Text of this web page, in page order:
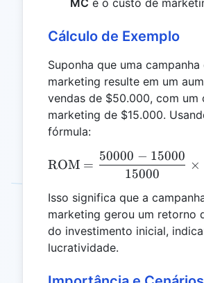
Cálculo de Exemplo
Suponha que uma campanha
marketing resulte em um
vendas de $50.000, com um
marketing de $15.000.
fórmula:
ROM =
15000
50000 − 15000
×
Isso significa que a
marketing gerou um retorno
do investimento inicial,
lucratividade.